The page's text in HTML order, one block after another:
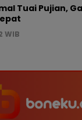
Tuai Pujian,
WIB